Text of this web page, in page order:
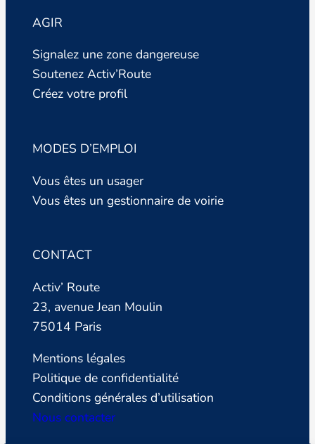
AGIR
Signalez une zone dangereuse
Soutenez Activ’Route
Créez votre profil
MODES D’EMPLOI
Vous êtes un usager
Vous êtes un gestionnaire de voirie
CONTACT
Activ’ Route
23, avenue Jean Moulin
75014 Paris
Mentions légales
Politique de confidentialité
Conditions générales d’utilisation
Nous contacter